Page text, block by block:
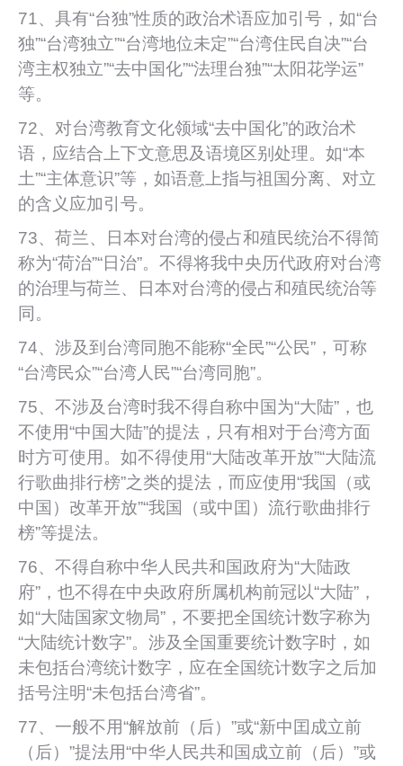
71、具有“台独”性质的政治术语应加引号，如“台
独”“台湾独立”“台湾地位未定”“台湾住民自决”“台
湾主权独立”“去中国化”“法理台独”“太阳花学运”
等。
72、对台湾教育文化领域“去中国化”的政治术
语，应结合上下文意思及语境区别处理。如“本
土”“主体意识”等，如语意上指与祖国分离、对立
的含义应加引号。
73、荷兰、日本对台湾的侵占和殖民统治不得简
称为“荷治”“日治”。不得将我中央历代政府对台湾
的治理与荷兰、日本对台湾的侵占和殖民统治等
同。
74、涉及到台湾同胞不能称“全民”“公民”，可称
“台湾民众”“台湾人民”“台湾同胞”。
75、不涉及台湾时我不得自称中国为“大陆”，也
不使用“中国大陆”的提法，只有相对于台湾方面
时方可使用。如不得使用“大陆改革开放”“大陆流
行歌曲排行榜”之类的提法，而应使用“我国（或
中国）改革开放”“我国（或中囯）流行歌曲排行
榜”等提法。
76、不得自称中华人民共和国政府为“大陆政
府”，也不得在中央政府所属机构前冠以“大陆”，
如“大陆国家文物局”，不要把全国统计数字称为
“大陆统计数字”。涉及全国重要统计数字时，如
未包括台湾统计数字，应在全国统计数字之后加
括号注明“未包括台湾省”。
77、一般不用“解放前（后）”或“新中囯成立前
（后）”提法用“中华人民共和国成立前（后）”或